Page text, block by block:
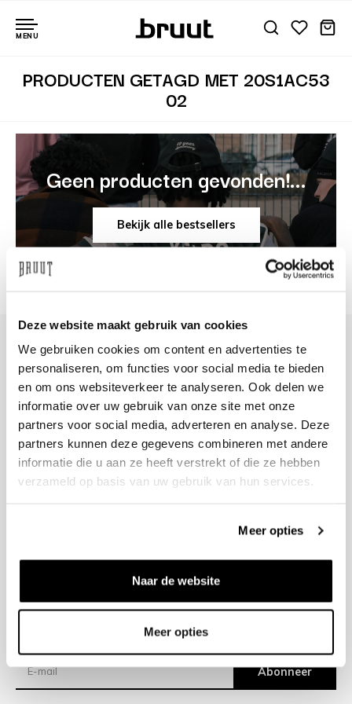
Deze website maakt gebruik van cookies
We gebruiken cookies om content en advertenties te
personaliseren, om functies voor social media te bieden
en om ons websiteverkeer te analyseren. Ook delen we
informatie over uw gebruik van onze site met onze
partners voor social media, adverteren en analyse. Deze
partners kunnen deze gegevens combineren met andere
informatie die u aan ze heeft verstrekt of die ze hebben
verzameld op basis van uw gebruik van hun services.
Meer opties
Naar de website
Meer opties
MENU
PRODUCTEN GETAGD MET 20S1AC53
02
Geen producten gevonden!...
Bekijk alle bestsellers
+31 23 205 2006
info@bruut.nl
Contact Formulier
Open 11:00 - 21:00
OPENINGSTIJDEN
Verzending
Abonneer